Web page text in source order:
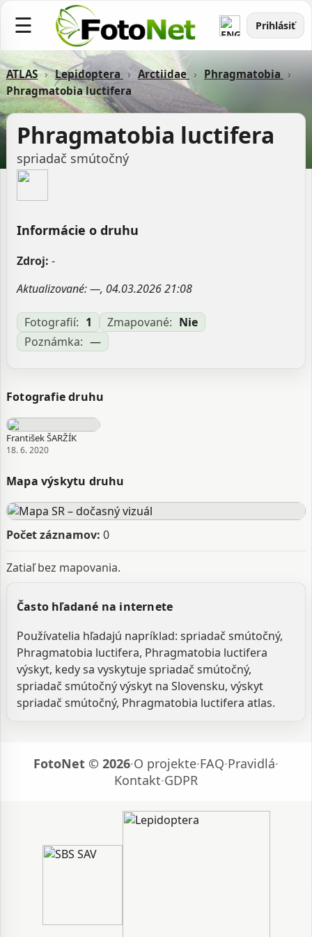
☰ Prihlásiť
ATLAS › Lepidoptera › Arctiidae › Phragmatobia ›
Phragmatobia luctifera
Phragmatobia luctifera
spriadač smútočný
Informácie o druhu
Zdroj: -
Aktualizované: —, 04.03.2026 21:08
Fotografií: 1 Zmapované: Nie
Poznámka: —
Fotografie druhu
František ŠARŽÍK
18. 6. 2020
Mapa výskytu druhu
Počet záznamov: 0
Zatiaľ bez mapovania.
Často hľadané na internete
Používatelia hľadajú napríklad: spriadač smútočný,
Phragmatobia luctifera, Phragmatobia luctifera
výskyt, kedy sa vyskytuje spriadač smútočný,
spriadač smútočný výskyt na Slovensku, výskyt
spriadač smútočný, Phragmatobia luctifera atlas.
FotoNet © 2026·O projekte·FAQ·Pravidlá·
Kontakt·GDPR